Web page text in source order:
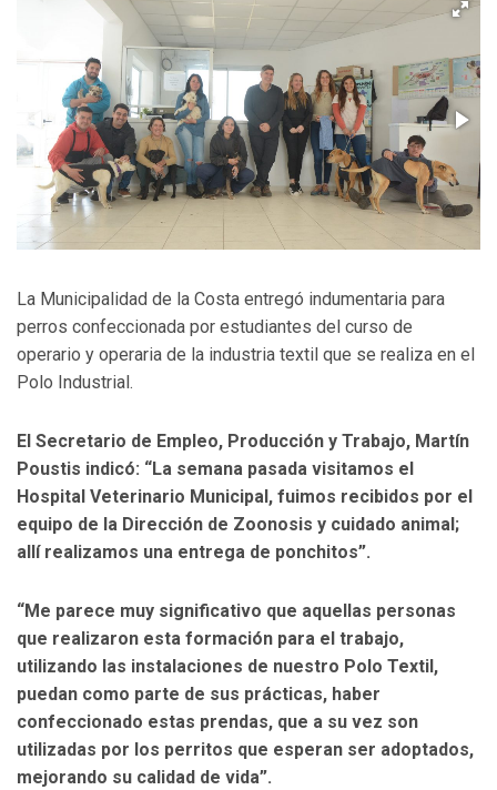
La Municipalidad de la Costa entregó indumentaria para
perros confeccionada por estudiantes del curso de
operario y operaria de la industria textil que se realiza en el
Polo Industrial.
El Secretario de Empleo, Producción y Trabajo, Martín
Poustis indicó: “La semana pasada visitamos el
Hospital Veterinario Municipal, fuimos recibidos por el
equipo de la Dirección de Zoonosis y cuidado animal;
allí realizamos una entrega de ponchitos”.
“Me parece muy significativo que aquellas personas
que realizaron esta formación para el trabajo,
utilizando las instalaciones de nuestro Polo Textil,
puedan como parte de sus prácticas, haber
confeccionado estas prendas, que a su vez son
utilizadas por los perritos que esperan ser adoptados,
mejorando su calidad de vida”.